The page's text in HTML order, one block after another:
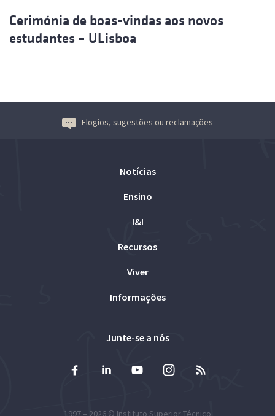
Cerimónia de boas-vindas aos novos
estudantes – ULisboa
Elogios, sugestões ou reclamações
Notícias
Ensino
I&I
Recursos
Viver
Informações
Junte-se a nós
1997 – 2026 © Instituto Superior Técnico